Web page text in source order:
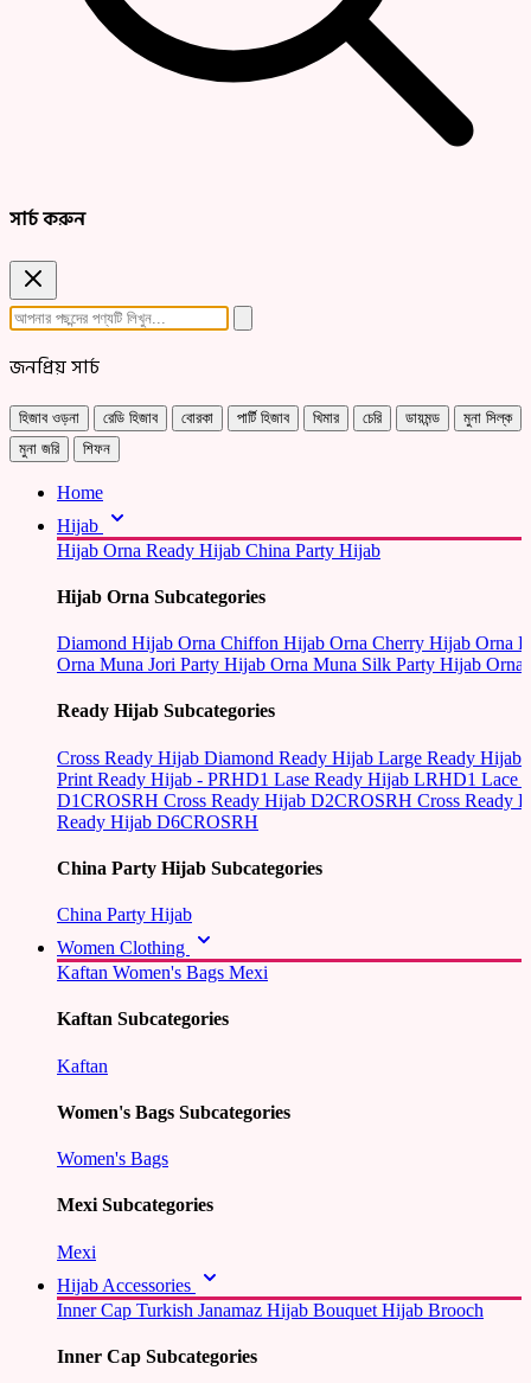
সার্চ করুন
জনপ্রিয় সার্চ
হিজাব ওড়না রেডি হিজাব বোরকা পার্টি হিজাব খিমার চেরি ডায়মন্ড
মুনা সিল্ক
মুনা জরি
শিফন
Home
Hijab
Hijab Orna Ready Hijab China Party Hijab
Hijab Orna Subcategories
Diamond Hijab Orna Chiffon Hijab Orna Cherry Hijab Orna
Orna Muna Jori Party Hijab Orna Muna Silk Party Hijab Orna
Ready Hijab Subcategories
Cross Ready Hijab Diamond Ready Hijab Large Ready Hijab
Print Ready Hijab - PRHD1 Lase Ready Hijab LRHD1 Lace
D1CROSRH Cross Ready Hijab D2CROSRH Cross Ready
Ready Hijab D6CROSRH
China Party Hijab Subcategories
China Party Hijab
Women Clothing
Kaftan Women's Bags Mexi
Kaftan Subcategories
Kaftan
Women's Bags Subcategories
Women's Bags
Mexi Subcategories
Mexi
Hijab Accessories
Inner Cap Turkish Janamaz Hijab Bouquet Hijab Brooch
Inner Cap Subcategories